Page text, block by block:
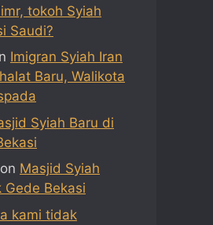
tokoh Syiah
Saudi?
Imigran Syiah Iran
Baru, Walikota
Syiah Baru di
on Masjid Syiah
Gede Bekasi
kami tidak